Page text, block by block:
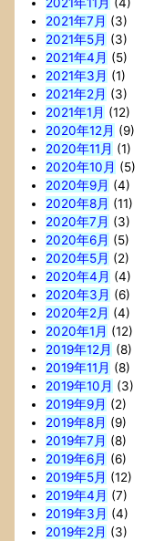
2021年11月 (4)
2021年7月 (3)
2021年5月 (3)
2021年4月 (5)
2021年3月 (1)
2021年2月 (3)
2021年1月 (12)
2020年12月 (9)
2020年11月 (1)
2020年10月 (5)
2020年9月 (4)
2020年8月 (11)
2020年7月 (3)
2020年6月 (5)
2020年5月 (2)
2020年4月 (4)
2020年3月 (6)
2020年2月 (4)
2020年1月 (12)
2019年12月 (8)
2019年11月 (8)
2019年10月 (3)
2019年9月 (2)
2019年8月 (9)
2019年7月 (8)
2019年6月 (6)
2019年5月 (12)
2019年4月 (7)
2019年3月 (4)
2019年2月 (3)